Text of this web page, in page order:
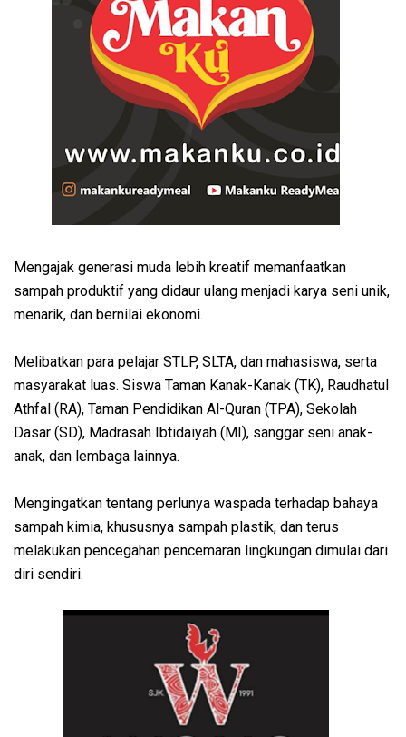
Mengajak generasi muda lebih kreatif memanfaatkan
sampah produktif yang didaur ulang menjadi karya seni unik,
menarik, dan bernilai ekonomi.
Melibatkan para pelajar STLP, SLTA, dan mahasiswa, serta
masyarakat luas. Siswa Taman Kanak-Kanak (TK), Raudhatul
Athfal (RA), Taman Pendidikan Al-Quran (TPA), Sekolah
Dasar (SD), Madrasah Ibtidaiyah (MI), sanggar seni anak-
anak, dan lembaga lainnya.
Mengingatkan tentang perlunya waspada terhadap bahaya
sampah kimia, khususnya sampah plastik, dan terus
melakukan pencegahan pencemaran lingkungan dimulai dari
diri sendiri.